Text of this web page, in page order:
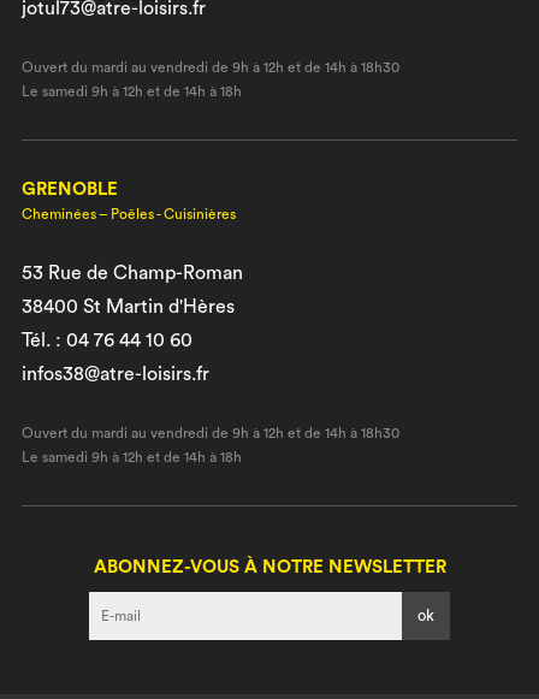
jotul73@atre-loisirs.fr
Ouvert du mardi au vendredi de 9h à 12h et de 14h à 18h30
Le samedi 9h à 12h et de 14h à 18h
GRENOBLE
Cheminées – Poêles - Cuisinières
53 Rue de Champ-Roman
38400 St Martin d'Hères
Tél. : 04 76 44 10 60
infos38@atre-loisirs.fr
Ouvert du mardi au vendredi de 9h à 12h et de 14h à 18h30
Le samedi 9h à 12h et de 14h à 18h
ABONNEZ-VOUS À NOTRE NEWSLETTER
I agree terms and conditions.*